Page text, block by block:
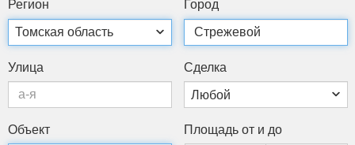
Ре­ги­он Го­род
Ули­ца Сдел­ка
Объ­ект Пло­щадь от и до